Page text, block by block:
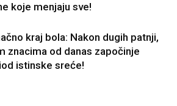
koje menjaju sve!
kraj bola: Nakon dugih patnji,
znacima od danas započinje
istinske sreće!